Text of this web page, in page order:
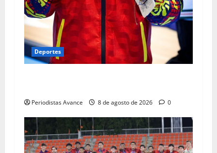
Deportes
Periodistas Avance 8 de agosto de 2026 0